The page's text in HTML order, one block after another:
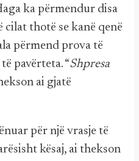
ka përmendur disa
cilat thotë se kanë qenë
përmend prova të
pavërteta. “Shpresa
ai gjatë
për një vrasje të
kësaj, ai thekson